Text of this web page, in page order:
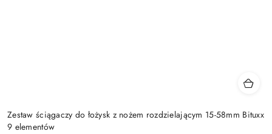
Zestaw ściągaczy do łożysk z nożem rozdzielającym 15-58mm Bituxx
9 elementów